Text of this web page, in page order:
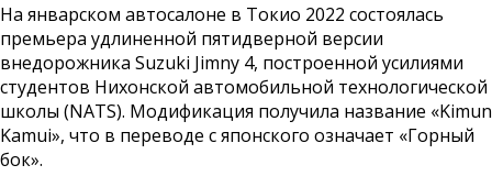
На январском автосалоне в Токио 2022 состоялась
премьера удлиненной пятидверной версии
внедорожника Suzuki Jimny 4, построенной усилиями
студентов Нихонской автомобильной технологической
школы (NATS). Модификация получила название «Kimun
Kamui», что в переводе с японского означает «Горный
бок».